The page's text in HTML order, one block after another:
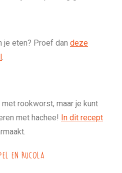
je eten? Proef dan deze
.
rookworst, maar je kunt
met hachee! In dit recept
en rucola